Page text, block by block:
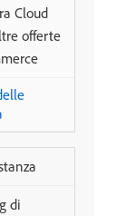
Cloud
offerte
di